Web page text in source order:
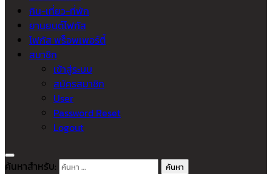
กิน-เที่ยว-ที่พัก
ยานยนต์โฟกัส
โฟกัส พร็อพเพอร์ตี้
สมาชิก
เข้าสู่ระบบ
สมัครสมาชิก
User
Password Reset
Logout
ค้นหาสำหรับ: